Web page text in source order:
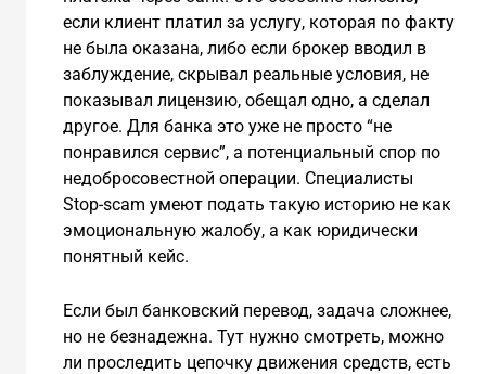
если клиент платил за услугу, которая по факту
не была оказана, либо если брокер вводил в
заблуждение, скрывал реальные условия, не
показывал лицензию, обещал одно, а сделал
другое. Для банка это уже не просто “не
понравился сервис”, а потенциальный спор по
недобросовестной операции. Специалисты
Stop-scam умеют подать такую историю не как
эмоциональную жалобу, а как юридически
понятный кейс.
Если был банковский перевод, задача сложнее,
но не безнадежна. Тут нужно смотреть, можно
ли проследить цепочку движения средств, есть